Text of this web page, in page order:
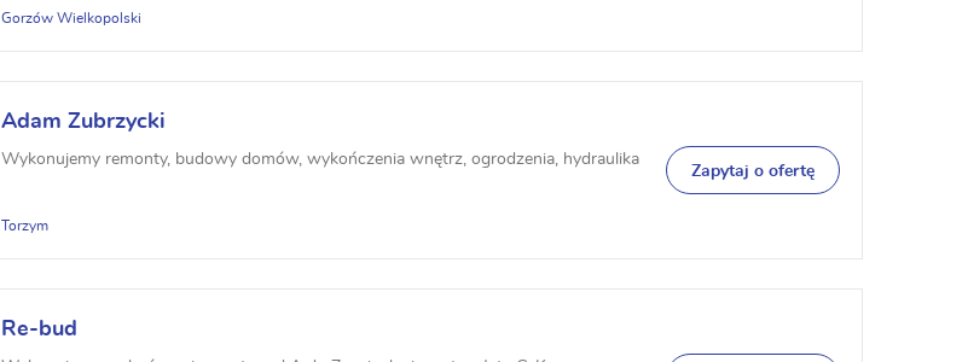
Gorzów Wielkopolski
Adam Zubrzycki
Wykonujemy remonty, budowy domów, wykończenia wnętrz, ogrodzenia, hydraulika
Torzym
Zapytaj o ofertę
Re-bud